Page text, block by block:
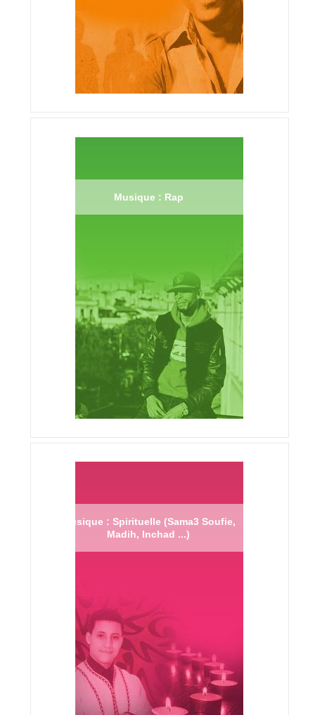
Musique : Rap
Musique : Spirituelle (Sama3 Soufie,
Madih, Inchad ...)